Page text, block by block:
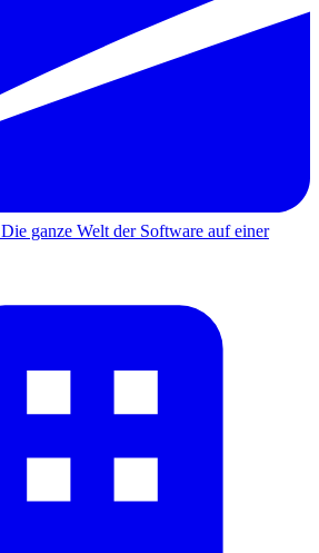
Die ganze Welt der Software auf einer